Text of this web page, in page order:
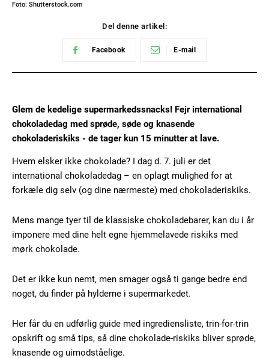
Foto: Shutterstock.com
Del denne artikel:
Facebook E-mail
Glem de kedelige supermarkedssnacks! Fejr international
chokoladedag med sprøde, søde og knasende
chokoladeriskiks - de tager kun 15 minutter at lave.
Hvem elsker ikke chokolade? I dag d. 7. juli er det
international chokoladedag – en oplagt mulighed for at
forkæle dig selv (og dine nærmeste) med chokoladeriskiks.
Mens mange tyer til de klassiske chokoladebarer, kan du i år
imponere med dine helt egne hjemmelavede riskiks med
mørk chokolade.
Det er ikke kun nemt, men smager også ti gange bedre end
noget, du finder på hylderne i supermarkedet.
Her får du en udførlig guide med ingrediensliste, trin-for-trin
opskrift og små tips, så dine chokolade-riskiks bliver sprøde,
knasende og uimodståelige.